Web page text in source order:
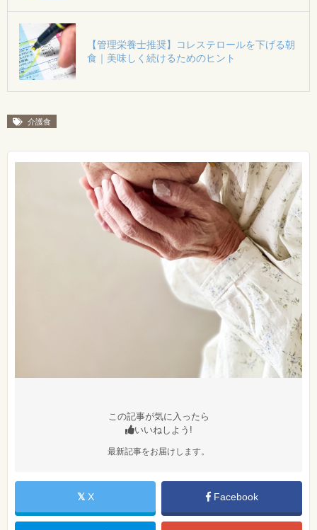
【管理栄養士推奨】コレステロールを下げる朝
食｜美味しく続けるためのヒント
介護食
この記事が気に入ったら
いいねしよう!
最新記事をお届けします。
X Facebook